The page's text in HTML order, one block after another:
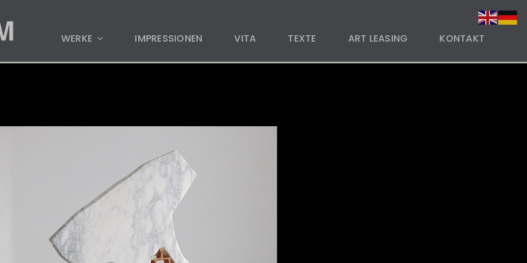
WERKE IMPRESSIONEN VITA TEXTE ART LEASING KONTAKT